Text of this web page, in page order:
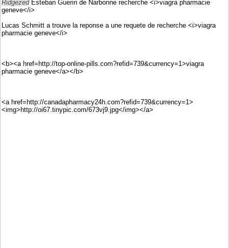
RidgezedEsteban Guerin de Narbonne recherche <i>viagra pharmacie
geneve</i>
Lucas Schmitt a trouve la reponse a une requete de recherche <i>viagra
pharmacie geneve</i>
<b><a href=http://top-online-pills.com?refid=739&currency=1>viagra
pharmacie geneve</a></b>
<a href=http://canadapharmacy24h.com?refid=739&currency=1>
<img>http://oi67.tinypic.com/673vj9.jpg</img></a>